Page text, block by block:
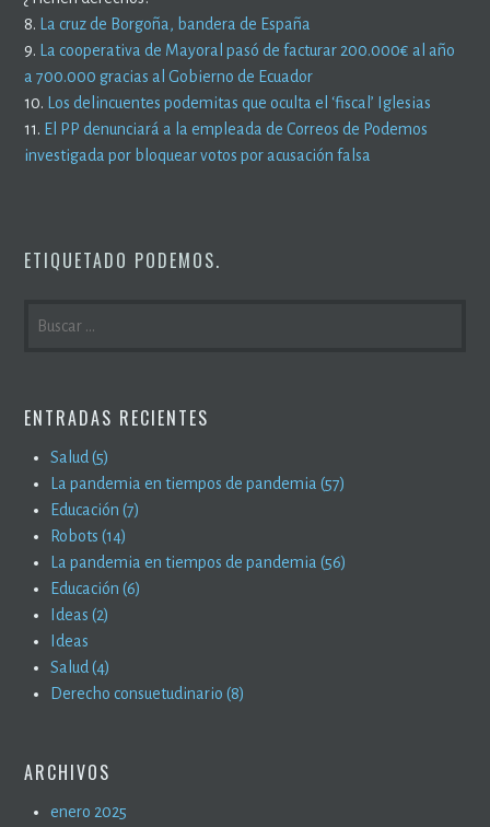
8. La cruz de Borgoña, bandera de España
9. La cooperativa de Mayoral pasó de facturar 200.000€ al año
a 700.000 gracias al Gobierno de Ecuador
10. Los delincuentes podemitas que oculta el ‘fiscal’ Iglesias
11. El PP denunciará a la empleada de Correos de Podemos
investigada por bloquear votos por acusación falsa
ETIQUETADO PODEMOS.
ENTRADAS RECIENTES
Salud (5)
La pandemia en tiempos de pandemia (57)
Educación (7)
Robots (14)
La pandemia en tiempos de pandemia (56)
Educación (6)
Ideas (2)
Ideas
Salud (4)
Derecho consuetudinario (8)
ARCHIVOS
enero 2025